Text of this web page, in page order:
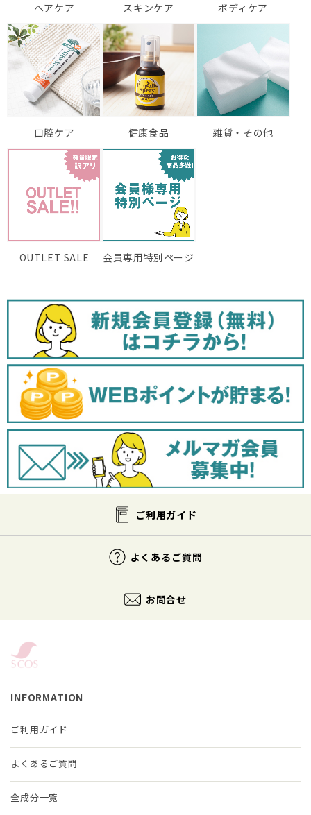
ヘアケア スキンケア ボディケア
口腔ケア 健康食品 雑貨・その他
OUTLET SALE 会員専用特別ページ
ご利用ガイド
よくあるご質問
お問合せ
INFORMATION
ご利用ガイド
よくあるご質問
全成分一覧